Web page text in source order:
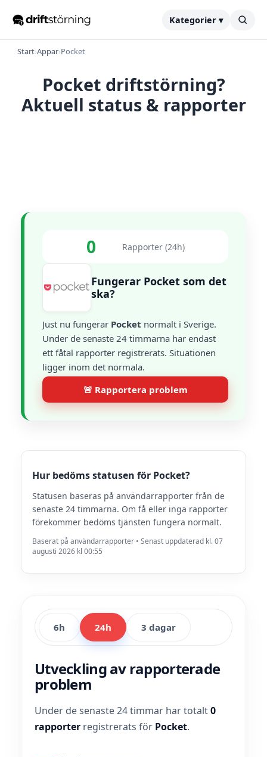
Kategorier ▾
Start›Appar›Pocket
Pocket driftstörning?
Aktuell status & rapporter
0 Rapporter (24h)
Fungerar Pocket som det
ska?
Just nu fungerar Pocket normalt i Sverige.
Under de senaste 24 timmarna har endast
ett fåtal rapporter registrerats. Situationen
ligger inom det normala.
🚨 Rapportera problem
Hur bedöms statusen för Pocket?
Statusen baseras på användarrapporter från de
senaste 24 timmarna. Om få eller inga rapporter
förekommer bedöms tjänsten fungera normalt.
Baserat på användarrapporter • Senast uppdaterad kl. 07
augusti 2026 kl 00:55
6h 24h 3 dagar
Utveckling av rapporterade
problem
Under de senaste 24 timmar har totalt0
rapporter registrerats för Pocket.